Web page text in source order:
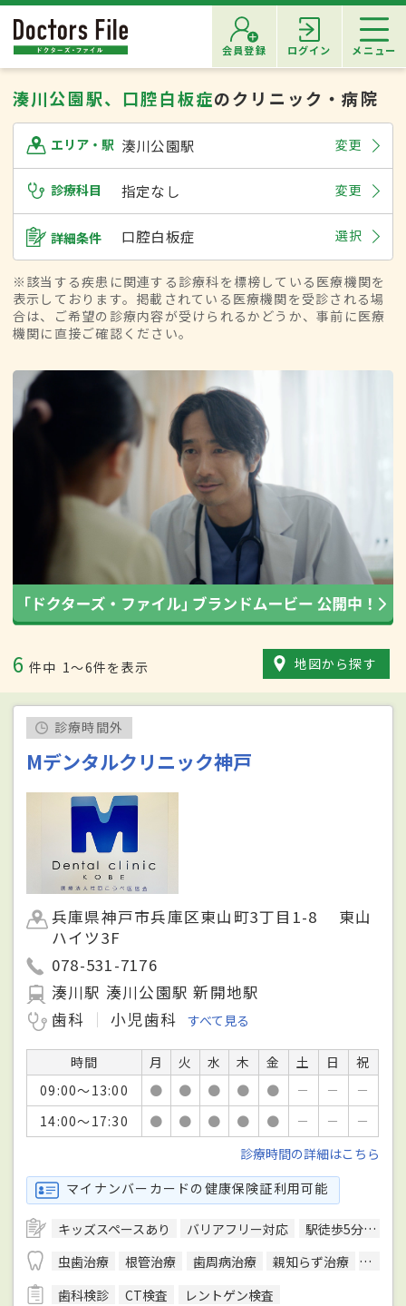
会員登録 ログイン メニュー
湊川公園駅、口腔白板症のクリニック・病院
エリア・駅 湊川公園駅 変更
診療科目 指定なし 変更
詳細条件 口腔白板症 選択
※該当する疾患に関連する診療科を標榜している医療機関を
表示しております。掲載されている医療機関を受診される場
合は、ご希望の診療内容が受けられるかどうか、事前に医療
機関に直接ご確認ください。
6 件中 1〜6件を表示 地図から探す
診療時間外
Mデンタルクリニック神戸
兵庫県神戸市兵庫区東山町3丁目1-8 東山
ハイツ3F
078-531-7176
湊川駅 湊川公園駅 新開地駅
歯科
小児歯科 すべて見る
時間 月 火 水 木 金 土 日
祝
09:00～13:00
● ● ● ● ● － －
－
14:00～17:30
● ● ● ● ● － －
－
診療時間の詳細はこちら
マイナンバーカードの健康保険証利用可能
キッズスペースあり バリアフリー対応 駅徒歩5分圏内
虫歯治療
根管治療 歯周病治療 親知らず治療
顎関
歯科検診
CT検査 レントゲン検査